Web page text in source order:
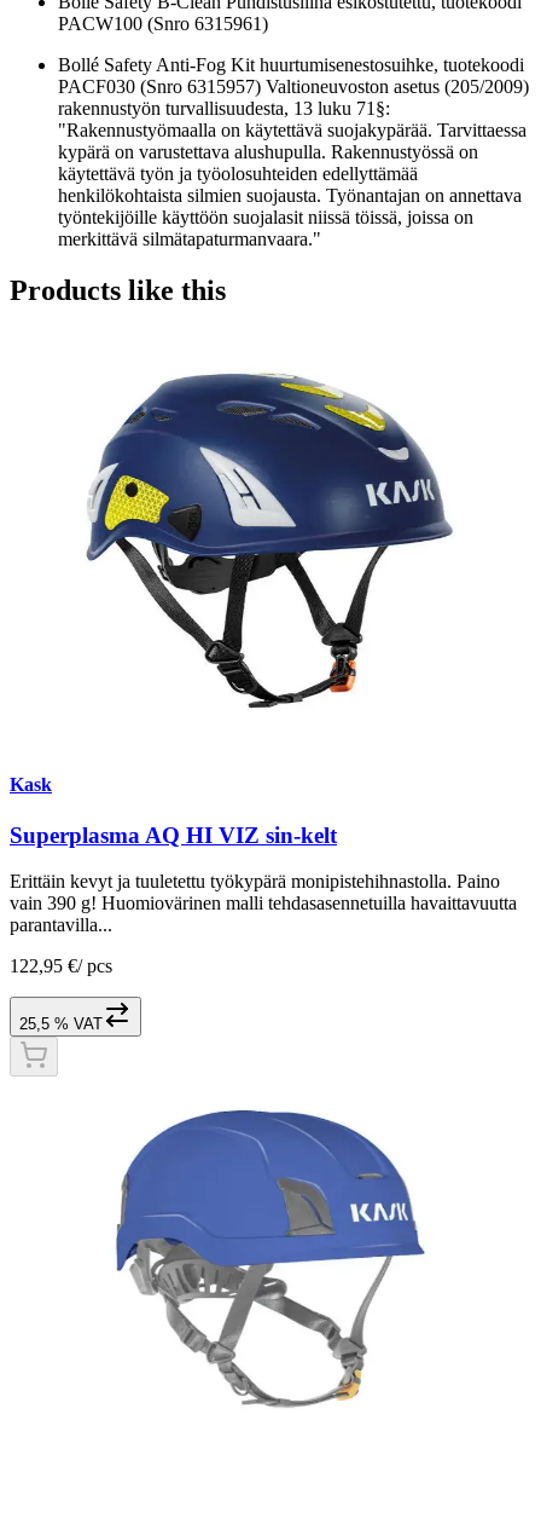
PACW100 (Snro 6315961)
Bollé Safety Anti-Fog Kit huurtumisenestosuihke, tuotekoodi
PACF030 (Snro 6315957) Valtioneuvoston asetus (205/2009)
rakennustyön turvallisuudesta, 13 luku 71§:
"Rakennustyömaalla on käytettävä suojakypärää. Tarvittaessa
kypärä on varustettava alushupulla. Rakennustyössä on
käytettävä työn ja työolosuhteiden edellyttämää
henkilökohtaista silmien suojausta. Työnantajan on annettava
työntekijöille käyttöön suojalasit niissä töissä, joissa on
merkittävä silmätapaturmanvaara."
Products like this
Kask
Superplasma AQ HI VIZ sin-kelt
Erittäin kevyt ja tuuletettu työkypärä monipistehihnastolla. Paino
vain 390 g! Huomiovärinen malli tehdasasennetuilla havaittavuutta
parantavilla...
122,95 €/ pcs
25,5 % VAT